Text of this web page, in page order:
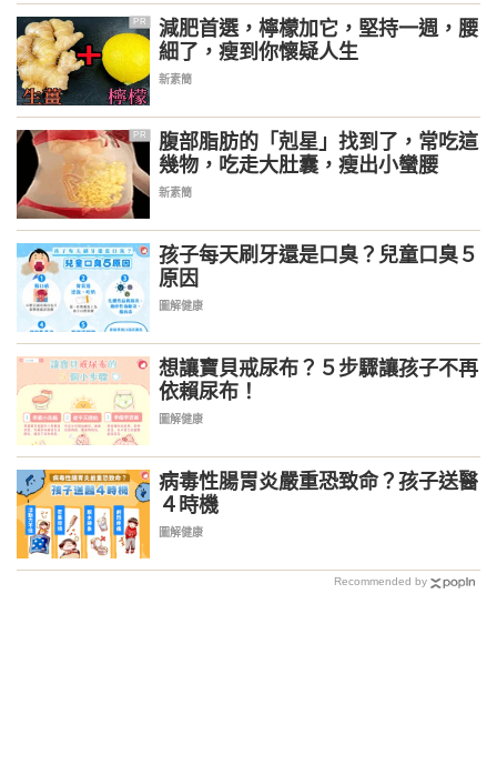
PR
減肥首選，檸檬加它，堅持一週，腰
細了，瘦到你懷疑人生
新素簡
PR
腹部脂肪的「剋星」找到了，常吃這
幾物，吃走大肚囊，瘦出小蠻腰
新素簡
孩子每天刷牙還是口臭？兒童口臭５
原因
圖解健康
想讓寶貝戒尿布？５步驟讓孩子不再
依賴尿布！
圖解健康
病毒性腸胃炎嚴重恐致命？孩子送醫
４時機
圖解健康
Recommended by